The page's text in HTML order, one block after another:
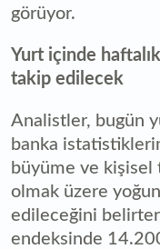
görüyor.
Yurt içinde
takip edilecek
Analistler, bugün
banka
büyüme ve kişisel
olmak üzere
edileceğini
endeksinde